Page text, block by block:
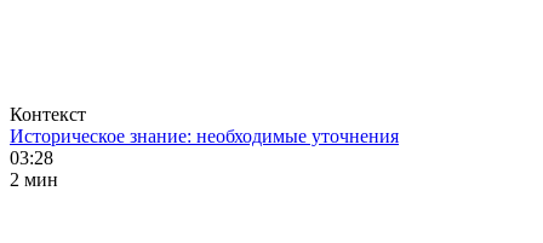
Контекст
Историческое знание: необходимые уточнения
03:28
2 мин